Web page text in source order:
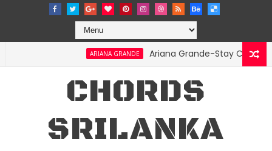
ARIANA GRANDE
Ariana Grande-Stay Chords and
CHORDS
SRILANKA